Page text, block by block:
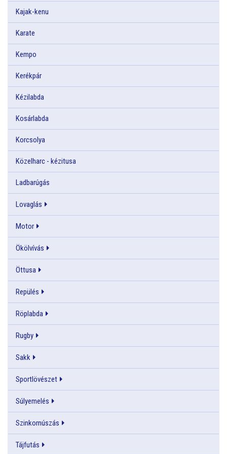
Kajak-kenu
Karate
Kempo
Kerékpár
Kézilabda
Kosárlabda
Korcsolya
Közelharc - kézitusa
Ladbarúgás
Lovaglás
Motor
Ökölvívás
Öttusa
Repülés
Röplabda
Rugby
Sakk
Sportlövészet
Súlyemelés
Szinkornúszás
Tájfutás